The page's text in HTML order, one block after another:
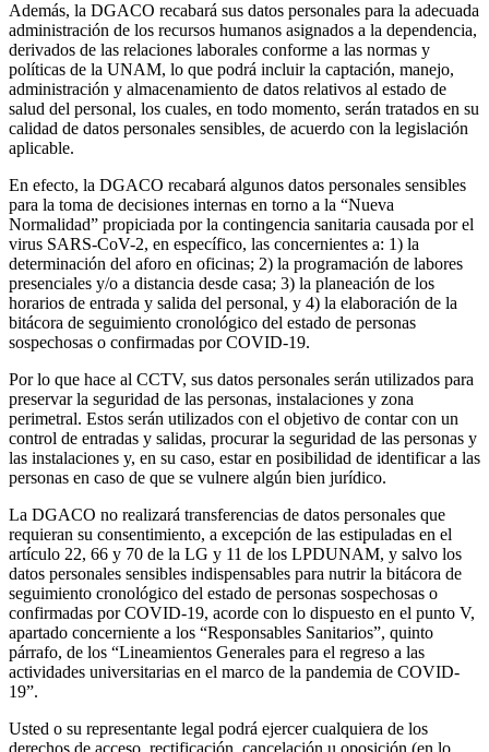
Además, la DGACO recabará sus datos personales para la adecuada
administración de los recursos humanos asignados a la dependencia,
derivados de las relaciones laborales conforme a las normas y
políticas de la UNAM, lo que podrá incluir la captación, manejo,
administración y almacenamiento de datos relativos al estado de
salud del personal, los cuales, en todo momento, serán tratados en su
calidad de datos personales sensibles, de acuerdo con la legislación
aplicable.
En efecto, la DGACO recabará algunos datos personales sensibles
para la toma de decisiones internas en torno a la “Nueva
Normalidad” propiciada por la contingencia sanitaria causada por el
virus SARS-CoV-2, en específico, las concernientes a: 1) la
determinación del aforo en oficinas; 2) la programación de labores
presenciales y/o a distancia desde casa; 3) la planeación de los
horarios de entrada y salida del personal, y 4) la elaboración de la
bitácora de seguimiento cronológico del estado de personas
sospechosas o confirmadas por COVID-19.
Por lo que hace al CCTV, sus datos personales serán utilizados para
preservar la seguridad de las personas, instalaciones y zona
perimetral. Estos serán utilizados con el objetivo de contar con un
control de entradas y salidas, procurar la seguridad de las personas y
las instalaciones y, en su caso, estar en posibilidad de identificar a las
personas en caso de que se vulnere algún bien jurídico.
La DGACO no realizará transferencias de datos personales que
requieran su consentimiento, a excepción de las estipuladas en el
artículo 22, 66 y 70 de la LG y 11 de los LPDUNAM, y salvo los
datos personales sensibles indispensables para nutrir la bitácora de
seguimiento cronológico del estado de personas sospechosas o
confirmadas por COVID-19, acorde con lo dispuesto en el punto V,
apartado concerniente a los “Responsables Sanitarios”, quinto
párrafo, de los “Lineamientos Generales para el regreso a las
actividades universitarias en el marco de la pandemia de COVID-
19”.
Usted o su representante legal podrá ejercer cualquiera de los